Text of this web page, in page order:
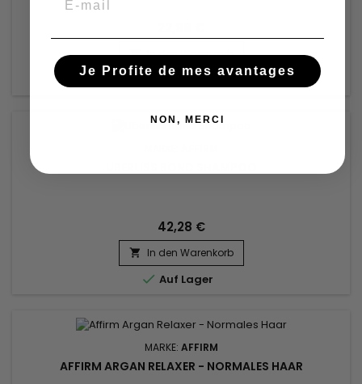
 In den Warenkorb
 Auf Lager
42,28 €
 In den Warenkorb
 Auf Lager
MARKE: AFFIRM
AFFIRM ARGAN RELAXER - NORMALES HAAR
Je Profite de mes avantages
NON, MERCI